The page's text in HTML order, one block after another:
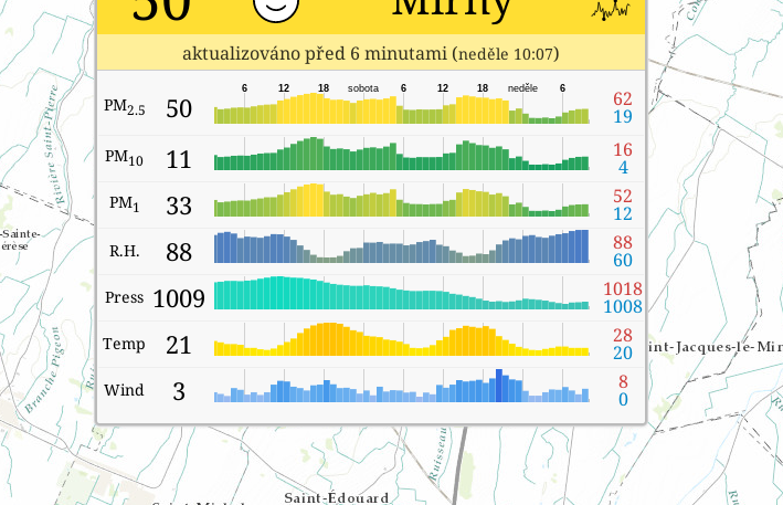
aktualizováno před 6 minutami (neděle 10:07)
PM2.5 50
6
neděle
18
12
6
sobota
18
12
6 62
19
PM10 11 16
4
PM1 33 52
12
R.H. 88 88
60
Press 1009 1018
1008
Temp 21 28
20
Wind 3 8
0